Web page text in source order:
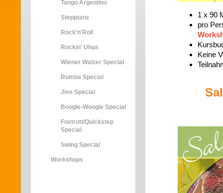
Tango Argentino
Stepptanz
Rock'n'Roll
Rockin' Uhus
Wiener Walzer Special
Rumba Special
Jive Special
Boogie-Woogie Special
Foxtrott/Quickstep
Special
Swing Special
Workshops
1 x 90
pro
Keine